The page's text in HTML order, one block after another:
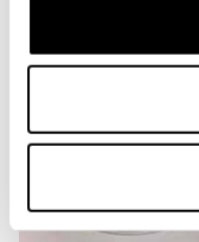
Offerta